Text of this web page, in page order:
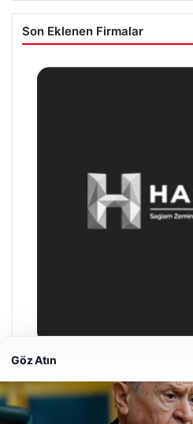
Son Eklenen Firmalar
04/28/2026
Göz Atın